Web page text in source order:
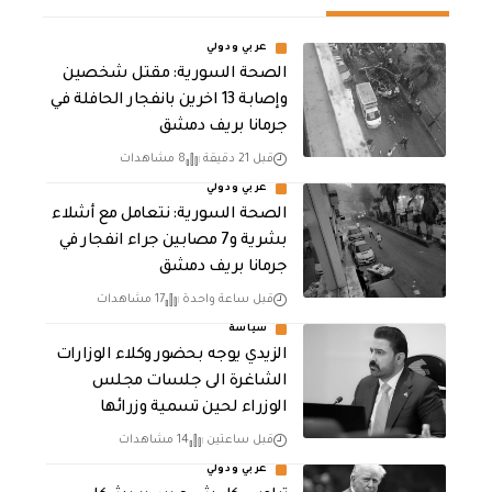
عربي ودولي
الصحة السورية: مقتل شخصين
وإصابة 13 اخرين بانفجار الحافلة في
جرمانا بريف دمشق
قبل 21 دقيقة 8 مشاهدات
عربي ودولي
الصحة السورية: نتعامل مع أشلاء
بشرية و7 مصابين جراء انفجار في
جرمانا بريف دمشق
قبل ساعة واحدة 17 مشاهدات
سياسة
الزيدي يوجه بحضور وكلاء الوزارات
الشاغرة الى جلسات مجلس
الوزراء لحين تسمية وزرائها
قبل ساعتين 14 مشاهدات
عربي ودولي